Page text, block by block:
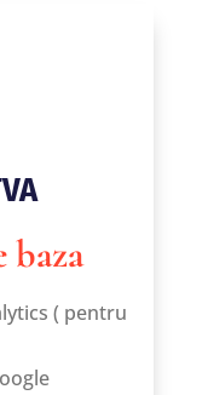
baza
( pentru